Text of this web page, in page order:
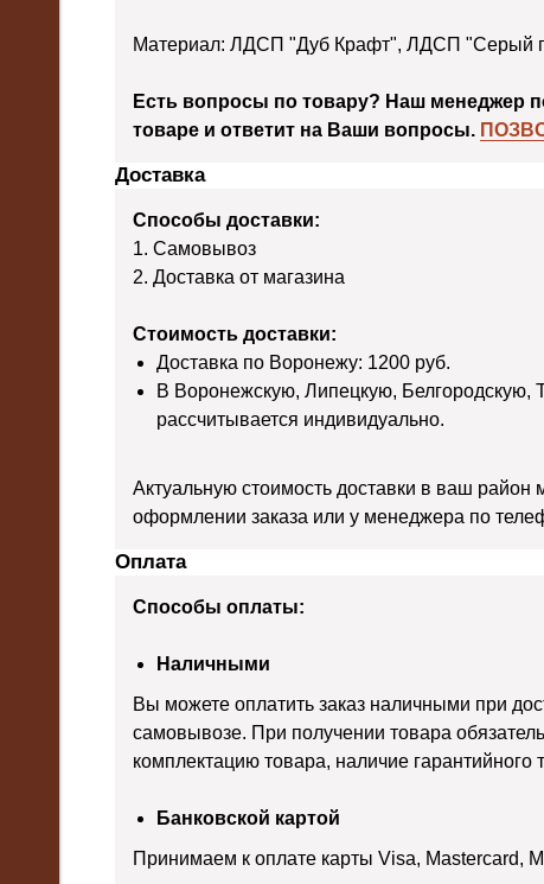
Материал: ЛДСП "Дуб Крафт", ЛДСП "Серый
Есть вопросы по товару? Наш менеджер
товаре и ответит на Ваши вопросы.
Доставка
Способы доставки:
1. Самовывоз
2. Доставка от магазина
Стоимость доставки:
Доставка по Воронежу: 1200 руб.
В Воронежскую, Липецкую, Белгородскую,
рассчитывается индивидуально.
Актуальную стоимость доставки в ваш район
оформлении заказа или у менеджера по
Оплата
Способы оплаты:
Наличными
Вы можете оплатить заказ наличными при
самовывозе. При получении товара
комплектацию товара, наличие гарантийного
Банковской картой
Принимаем к оплате карты Visa, Mastercard,